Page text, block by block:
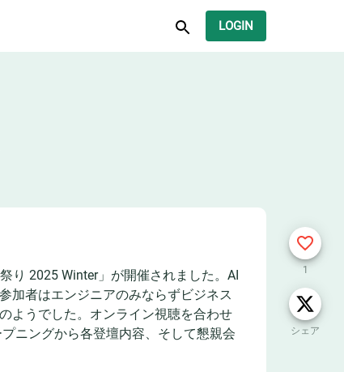
LOGIN
り 2025 Winter」が開催されました。AI
加者はエンジニアのみならずビジネス
ようでした。オンライン視聴を合わせ
ニングから各登壇内容、そして懇親会
1
シェア